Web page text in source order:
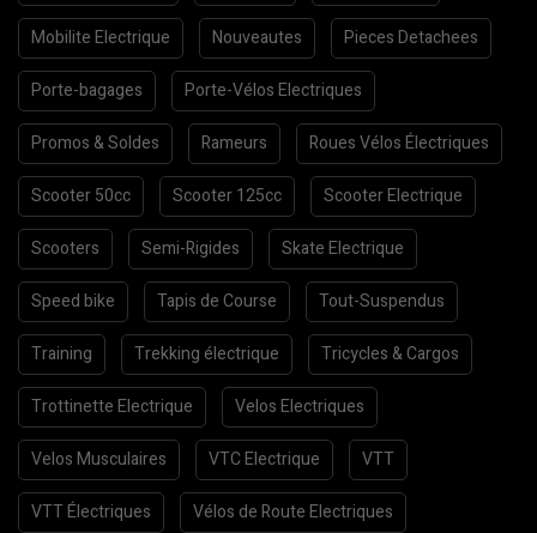
Mobilite Electrique Nouveautes Pieces Detachees
Porte-bagages Porte-Vélos Electriques
Promos & Soldes Rameurs Roues Vélos Électriques
Scooter 50cc Scooter 125cc Scooter Electrique
Scooters Semi-Rigides Skate Electrique
Speed bike Tapis de Course Tout-Suspendus
Training Trekking électrique Tricycles & Cargos
Trottinette Electrique Velos Electriques
Velos Musculaires VTC Electrique VTT
VTT Électriques Vélos de Route Electriques